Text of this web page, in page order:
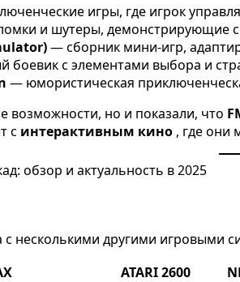
игры, где игрок
и шутеры, демонстрирующие
— сборник мини-игр,
боевик с элементами выбора и
— юмористическая
возможности, но и показали, что
с интерактивным кино , где они
несколькими другими
ATARI 2600